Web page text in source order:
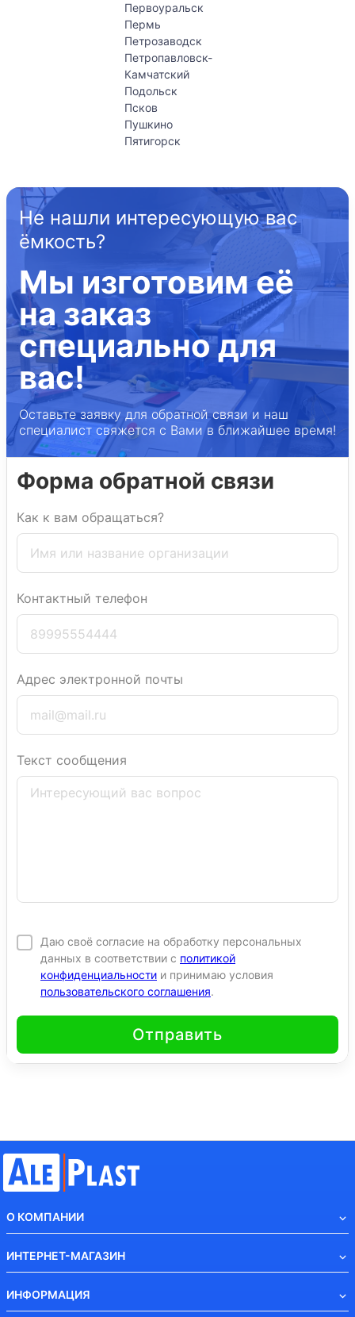
Первоуральск
Пермь
Петрозаводск
Петропавловск-
Камчатский
Подольск
Псков
Пушкино
Пятигорск
Не нашли интересующую вас
ёмкость?
Мы изготовим её
на заказ
специально для
вас!
Оставьте заявку для обратной связи и наш
специалист свяжется с Вами в ближайшее время!
Форма обратной связи
Как к вам обращаться?
Контактный телефон
Адрес электронной почты
Текст сообщения
Даю своё согласие на обработку персональных
данных в соответствии с политикой
конфиденциальности и принимаю условия
пользовательского соглашения.
Отправить
О КОМПАНИИ
ИНТЕРНЕТ-МАГАЗИН
ИНФОРМАЦИЯ